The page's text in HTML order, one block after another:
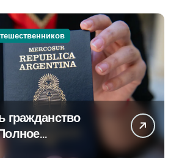
гражданство